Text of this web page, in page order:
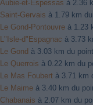
Aubie-et-Espessas à 2.36
Saint-Gervais à 1.79 km
Le Gond-Pontouvre à 1.23
L"Isle-d"Espagnac à 3.73
Le Gond à 3.03 km du
Le Querrois à 0.22 km du
Le Mas Foubert à 3.71 km
Le Maime à 3.40 km du
Chabanais à 2.07 km du